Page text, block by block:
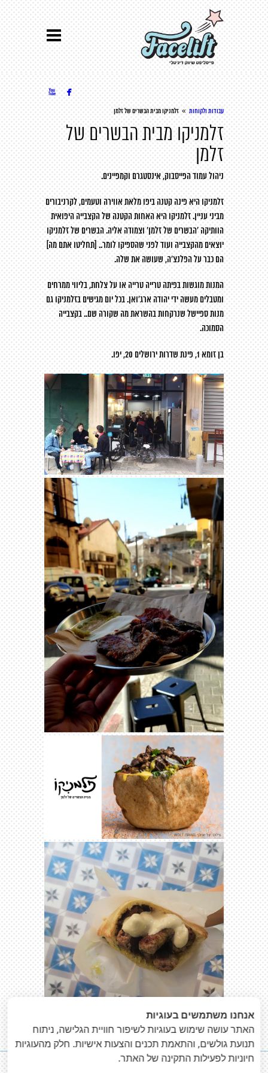


עבודות ולקוחות » זלמניקו מבית הבשרים של זלמן
זלמניקו מבית הבשרים של
זלמן
ניהולעמוד הפייסבוק,אינסטגרם וקמפיינים.
זלמניקו היא פינה קטנה ביפו מלאת אווירה וטעמים, לקרניבורים
מביני עניין. זלמניקו היא האחות הקטנה של הקצבייה היפואית
הוותיקה ’הבשרים של זלמן‘ וצמודה אליה. הבשרים של זלמניקו
יוצאים מהקצבייה ועוד לפני שהספיקו לומר.. [תחליטו אתם מה]
הם כבר על הפלנצ‘ה, שעושה את שלה.
המנות מוגשות בפיתה טרייה טרייה או על צלחת, בליווי ממרחים
ומטבלים מעשה ידי יהודה ארג‘ואן. בכל יום מגישים בזלמניקו גם
מנות ספיישל שנרקחות בהשראת מה שקורה שם.. בקצבייה
הסמוכה.
בן זומא 1, פינת שדרות ירושלים 20, יפו.
« הקודם
: ZOKO מטבח
שף
יפואי »
אנחנו משתמשים בעוגיות
האתר עושה שימוש בעוגיות לשיפור חוויית הגלישה, ניתוח
תנועת גולשים, והתאמת תכנים והצעות אישיות. חלק מהעוגיות
חיוניות לפעילות התקינה של האתר.